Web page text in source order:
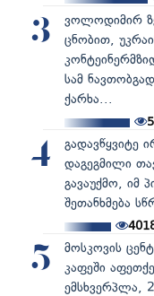
3
ვოლოდიმირ
ცნობით,
სამ
ქარხა...
4
გადავწყვიტე
დაგეგმილი
გავაუქმო, იმ
შეთანხმება
5
მოსკოვის
კაფეში
ემსხვერპლა,